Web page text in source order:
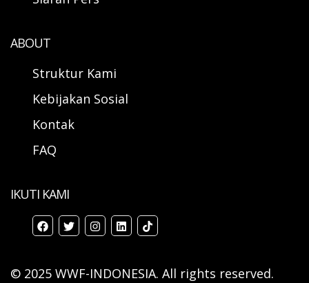
ABOUT
Struktur Kami
Kebijakan Sosial
Kontak
FAQ
IKUTI KAMI
© 2025 WWF-INDONESIA. All rights reserved.